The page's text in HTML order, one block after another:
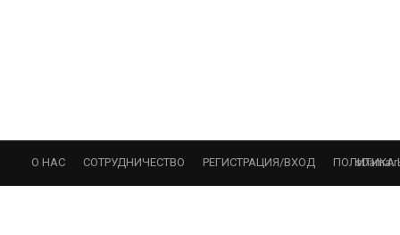
О НАС СОТРУДНИЧЕСТВО РЕГИСТРАЦИЯ/ВХОД ПОЛИТИКА